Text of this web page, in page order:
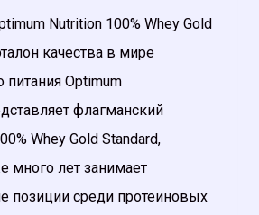
Nutrition 100% Whey Gold
качества в мире
питания Optimum
флагманский
Whey Gold Standard,
много лет занимает
позиции среди протеиновых